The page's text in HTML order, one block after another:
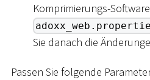
Komprimierungs-
Sie danach die
Passen Sie folgende